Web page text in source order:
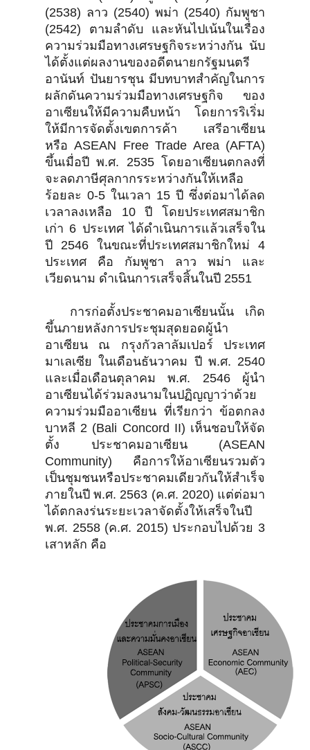
(2538) ลาว (2540) พม่า (2540) กัมพูชา
(2542) ตามลำดับ และหันไปเน้นในเรื่อง
ความร่วมมือทางเศรษฐกิจระหว่างกัน นับ
ได้ตั้งแต่ผลงานของอดีตนายกรัฐมนตรี
อานันท์ ปันยารชุน มีบทบาทสำคัญในการ
ผลักดันความร่วมมือทางเศรษฐกิจ ของ
อาเซียนให้มีความคืบหน้า โดยการริเริ่ม
ให้มีการจัดตั้งเขตการค้า เสรีอาเซียน
หรือ ASEAN Free Trade Area (AFTA)
ขึ้นเมื่อปี พ.ศ. 2535 โดยอาเซียนตกลงที่
จะลดภาษีศุลกากรระหว่างกันให้เหลือ
ร้อยละ 0-5 ในเวลา 15 ปี ซึ่งต่อมาได้ลด
เวลาลงเหลือ 10 ปี โดยประเทศสมาชิก
เก่า 6 ประเทศ ได้ดำเนินการแล้วเสร็จใน
ปี 2546 ในขณะที่ประเทศสมาชิกใหม่ 4
ประเทศ คือ กัมพูชา ลาว พม่า และ
เวียดนาม ดำเนินการเสร็จสิ้นในปี 2551
การก่อตั้งประชาคมอาเซียนนั้น เกิด
ขึ้นภายหลังการประชุมสุดยอดผู้นำ
อาเซียน ณ กรุงกัวลาลัมเปอร์ ประเทศ
มาเลเซีย ในเดือนธันวาคม ปี พ.ศ. 2540
และเมื่อเดือนตุลาคม พ.ศ. 2546 ผู้นำ
อาเซียนได้ร่วมลงนามในปฏิญญาว่าด้วย
ความร่วมมืออาเซียน ที่เรียกว่า ข้อตกลง
บาหลี 2 (Bali Concord II) เห็นชอบให้จัด
ตั้ง ประชาคมอาเซียน (ASEAN
Community) คือการให้อาเซียนรวมตัว
เป็นชุมชนหรือประชาคมเดียวกันให้สำเร็จ
ภายในปี พ.ศ. 2563 (ค.ศ. 2020) แต่ต่อมา
ได้ตกลงร่นระยะเวลาจัดตั้งให้เสร็จในปี
พ.ศ. 2558 (ค.ศ. 2015) ประกอบไปด้วย 3
เสาหลัก คือ